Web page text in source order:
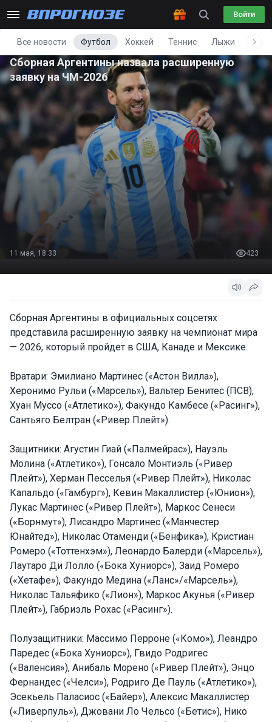
Войти
Все новости Футбол Хоккей Теннис Лыжи
Сборная Аргентины назвала расширенную
заявку на ЧМ-2026
11 мая, 18:33 423
Сборная Аргентины в официальных соцсетях
представила расширенную заявку на чемпионат мира
— 2026, который пройдет в США, Канаде и Мексике.
Вратари: Эмилиано Мартинес («Астон Вилла»),
Херонимо Рульи («Марсель»), Вальтер Бенитес (ПСВ),
Хуан Муссо («Атлетико»), Факундо Камбесе («Расинг»),
Сантьяго Белтран («Ривер Плейт»).
Защитники: Агустин Гиай («Палмейрас»), Науэль
Молина («Атлетико»), Гонсало Монтиэль («Ривер
Плейт»), Херман Песселья («Ривер Плейт»), Николас
Капальдо («Гамбург»), Кевин Макаллистер («Юнион»),
Лукас Мартинес («Ривер Плейт»), Маркос Сенеси
(«Борнмут»), Лисандро Мартинес («Манчестер
Юнайтед»), Николас Отаменди («Бенфика»), Кристиан
Ромеро («Тоттенхэм»), Леонардо Балерди («Марсель»),
Лаутаро Ди Лолло («Бока Хуниорс»), Заид Ромеро
(«Хетафе»), Факундо Медина («Ланс»/«Марсель»),
Николас Тальяфико («Лион»), Маркос Акунья («Ривер
Плейт»), Габриэль Рохас («Расинг»).
Полузащитники: Массимо Перроне («Комо»), Леандро
Паредес («Бока Хуниорс»), Гвидо Родригес
(«Валенсия»), Анибаль Морено («Ривер Плейт»), Энцо
Фернандес («Челси»), Родриго Де Пауль («Атлетико»),
Эсекьель Паласиос («Байер»), Алексис Макаллистер
(«Ливерпуль»), Джовани Ло Чельсо («Бетис»), Нико